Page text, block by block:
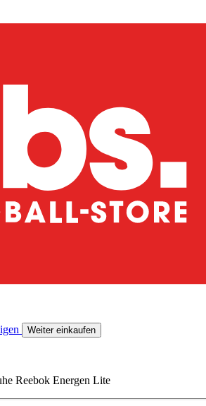
Weiter einkaufen
Reebok Energen Lite